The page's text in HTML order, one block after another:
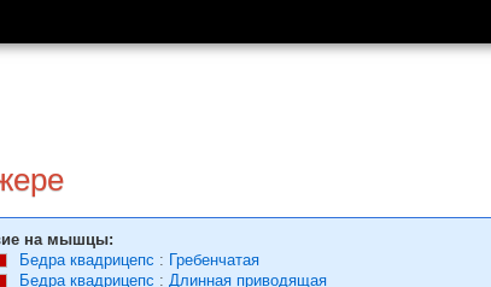
на мышцы:
Бедра квадрицепс : Гребенчатая
Бедра квадрицепс : Длинная приводящая